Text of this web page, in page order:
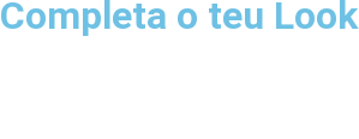
Completa o teu Look